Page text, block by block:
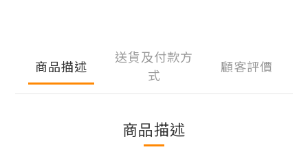
商品描述
送貨及付款方
式
顧客評價
商品描述